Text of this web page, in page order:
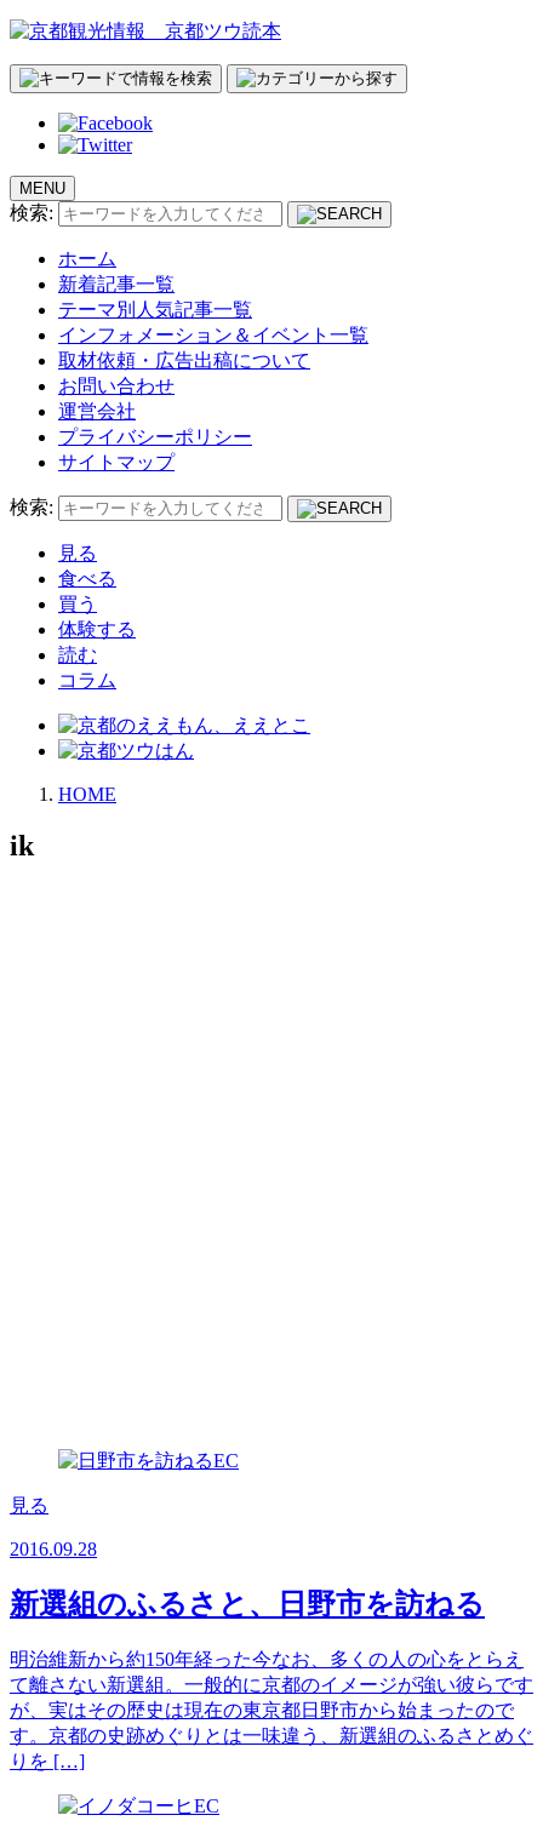
MENU
検索:
ホーム
新着記事一覧
テーマ別人気記事一覧
インフォメーション＆イベント一覧
取材依頼・広告出稿について
お問い合わせ
運営会社
プライバシーポリシー
サイトマップ
検索:
見る
食べる
買う
体験する
読む
コラム
HOME
ik
見る
2016.09.28
新選組のふるさと、日野市を訪ねる
明治維新から約150年経った今なお、多くの人の心をとらえ
て離さない新選組。一般的に京都のイメージが強い彼らです
が、実はその歴史は現在の東京都日野市から始まったので
す。京都の史跡めぐりとは一味違う、新選組のふるさとめぐ
りを […]